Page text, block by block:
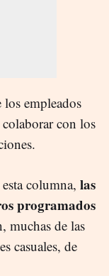
empleados
con los
columna, las
programados
muchas de las
casuales, de